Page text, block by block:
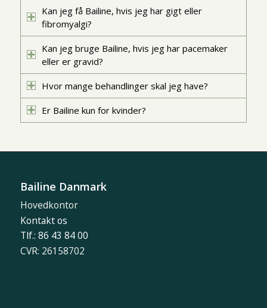
Kan jeg få Bailine, hvis jeg har gigt eller
fibromyalgi?
Kan jeg bruge Bailine, hvis jeg har pacemaker
eller er gravid?
Hvor mange behandlinger skal jeg have?
Er Bailine kun for kvinder?
Bailine Danmark
Hovedkontor
Kontakt os
Tlf.: 86 43 84 00
CVR: 26158702